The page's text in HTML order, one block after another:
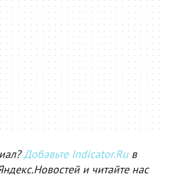
Добавьте Indicator.Ruв
и читайте нас